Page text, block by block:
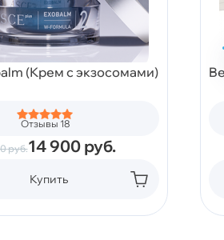
(Крем с экзосомами)
Отзывы 18
руб.14 900 руб.
Купить